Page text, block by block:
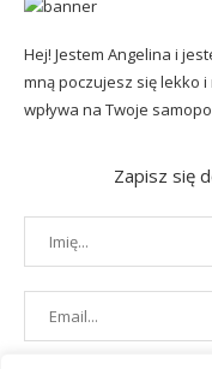
Hej! Jestem Angelina i
mną poczujesz się lekko
wpływa na Twoje
Zapisz się